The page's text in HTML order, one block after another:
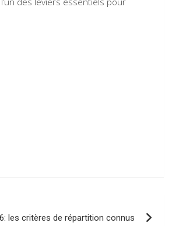
les critères de répartition connus